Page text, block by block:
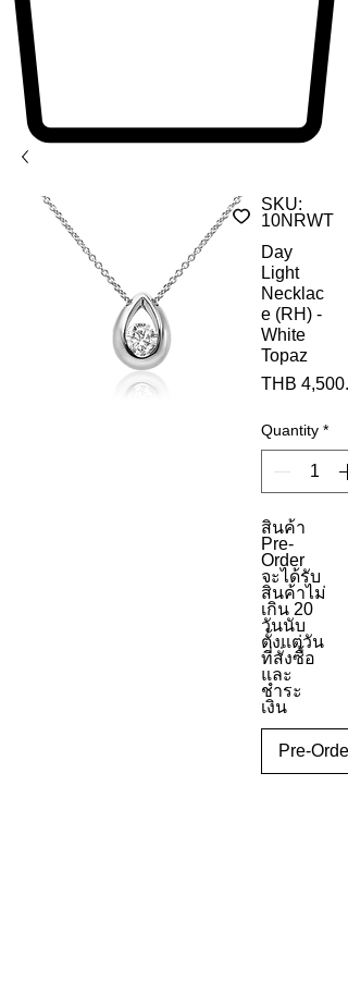
SKU:
10NRWT
Day
Light
Necklac
e (RH) -
White
Topaz
THB
Quantity *
สินค้า
Pre-
Order
จะได้รับ
สินค้าไม่
เกิน 20
วันนับ
ตั้งแต่วัน
ที่สั่งซื้อ
และ
ชำระ
เงิน
Pre-Order